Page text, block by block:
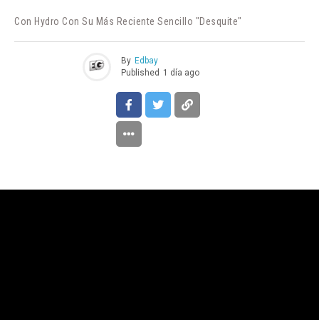
Con Hydro Con Su Más Reciente Sencillo "Desquite"
By Edbay
Published 1 día ago